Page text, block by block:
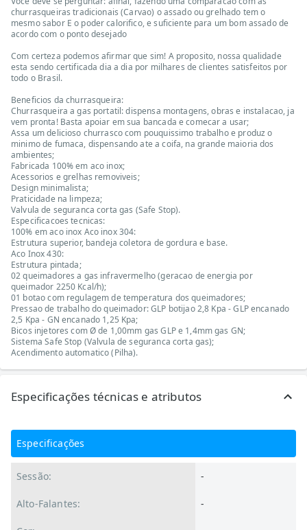
churrasqueiras tradicionais (Carvao) o assado ou grelhado tem o
mesmo sabor E o poder calorifico, e suficiente para um bom assado de
acordo com o ponto desejado
Com certeza podemos afirmar que sim! A proposito, nossa qualidade
esta sendo certificada dia a dia por milhares de clientes satisfeitos por
todo o Brasil.
Beneficios da churrasqueira:
Churrasqueira a gas portatil: dispensa montagens, obras e instalacao, ja
vem pronta! Basta apoiar em sua bancada e comecar a usar;
Assa um delicioso churrasco com pouquissimo trabalho e produz o
minimo de fumaca, dispensando ate a coifa, na grande maioria dos
ambientes;
Fabricada 100% em aco inox;
Acessorios e grelhas removiveis;
Design minimalista;
Praticidade na limpeza;
Valvula de seguranca corta gas (Safe Stop).
Especificacoes tecnicas:
100% em aco inox Aco inox 304:
Estrutura superior, bandeja coletora de gordura e base.
Aco Inox 430:
Estrutura pintada;
02 queimadores a gas infravermelho (geracao de energia por
queimador 2250 Kcal/h);
01 botao com regulagem de temperatura dos queimadores;
Pressao de trabalho do queimador: GLP botijao 2,8 Kpa - GLP encanado
2,5 Kpa - GN encanado 1,25 Kpa;
Bicos injetores com Ø de 1,00mm gas GLP e 1,4mm gas GN;
Sistema Safe Stop (Valvula de seguranca corta gas);
Acendimento automatico (Pilha).
Especificações técnicas e atributos
Especificações
Sessão: -
Alto-Falantes: -